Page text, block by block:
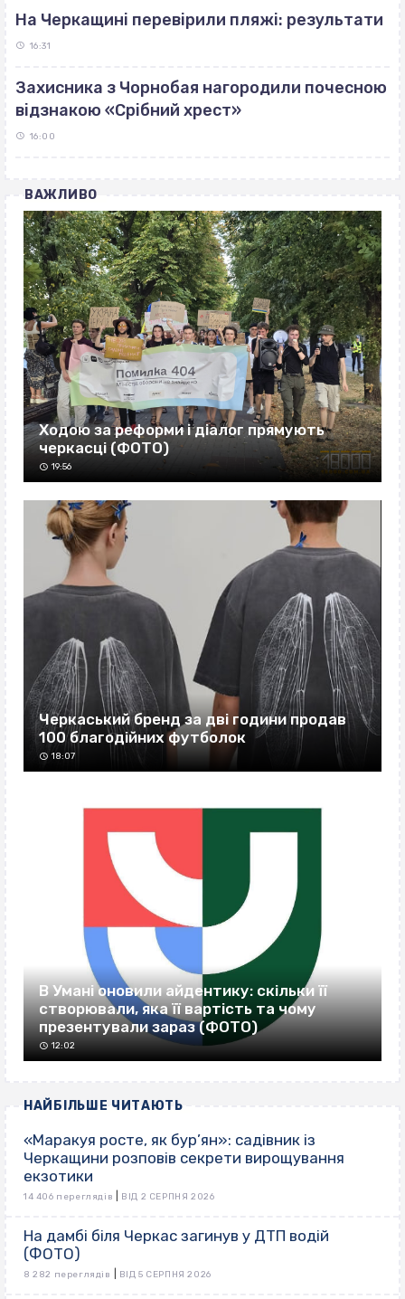
На Черкащині перевірили пляжі: результати
16:31
Захисника з Чорнобая нагородили почесною
відзнакою «Срібний хрест»
16:00
ВАЖЛИВО
Ходою за реформи і діалог прямують
черкасці (ФОТО)
19:56
Черкаський бренд за дві години продав
100 благодійних футболок
18:07
В Умані оновили айдентику: скільки її
створювали, яка її вартість та чому
презентували зараз (ФОТО)
12:02
НАЙБІЛЬШЕ ЧИТАЮТЬ
«Маракуя росте, як бур’ян»: садівник із
Черкащини розповів секрети вирощування
екзотики
14 406 переглядів ВІД 2 СЕРПНЯ 2026
На дамбі біля Черкас загинув у ДТП водій
(ФОТО)
8 282 переглядів ВІД 5 СЕРПНЯ 2026